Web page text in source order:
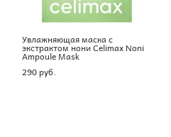
Увлажняющая маска с
экстрактом нони Celimax Noni
Ampoule Mask
290 pуб.